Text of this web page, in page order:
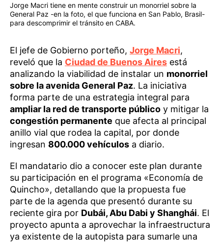
Jorge Macri tiene en mente construir un monorriel sobre la
General Paz -en la foto, el que funciona en San Pablo, Brasil-
para descomprimir el tránsito en CABA.
El jefe de Gobierno porteño, Jorge Macri,
reveló que la Ciudad de Buenos Aires está
analizando la viabilidad de instalar un monorriel
sobre la avenida General Paz. La iniciativa
forma parte de una estrategia integral para
ampliar la red de transporte público y mitigar la
congestión permanente que afecta al principal
anillo vial que rodea la capital, por donde
ingresan 800.000 vehículos a diario.
El mandatario dio a conocer este plan durante
su participación en el programa «Economía de
Quincho», detallando que la propuesta fue
parte de la agenda que presentó durante su
reciente gira por Dubái, Abu Dabi y Shanghái. El
proyecto apunta a aprovechar la infraestructura
ya existente de la autopista para sumarle una